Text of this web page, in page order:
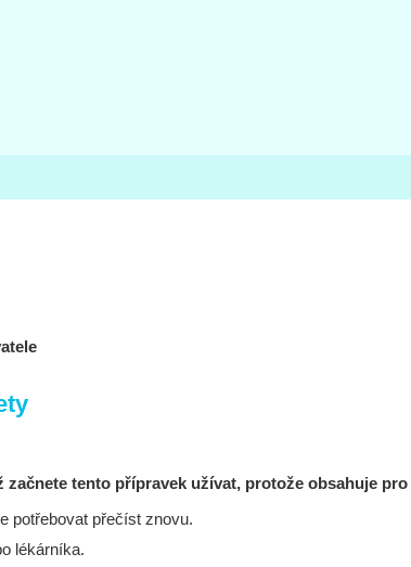
tento přípravek užívat, protože obsahuje
potřebovat přečíst znovu.
lékárníka.